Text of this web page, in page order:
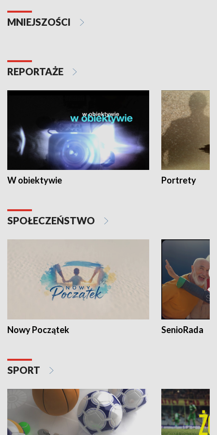
MNIEJSZOŚCI
REPORTAŻE
W obiektywie Portrety
SPOŁECZEŃSTWO
Nowy Początek SenioRada
SPORT